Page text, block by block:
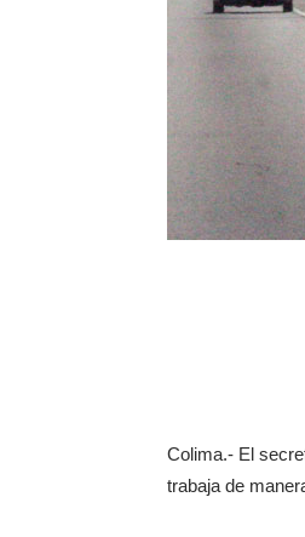
Colima.- El
trabaja de